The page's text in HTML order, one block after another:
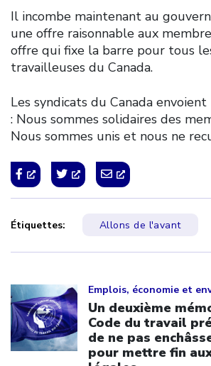
Il incombe maintenant au
une offre raisonnable aux
offre qui fixe la barre pour tous
travailleuses du Canada.
Les syndicats du Canada
: Nous sommes solidaires des
Nous sommes unis et nous ne
Étiquettes: Allons de l'avant
Emplois, économie et
Un deuxième
Code du travail
de ne pas
pour mettre fin